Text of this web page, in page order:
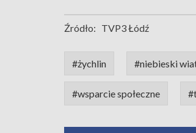
Źródło: TVP3 Łódź
#żychlin #niebieski
#wsparcie społeczne